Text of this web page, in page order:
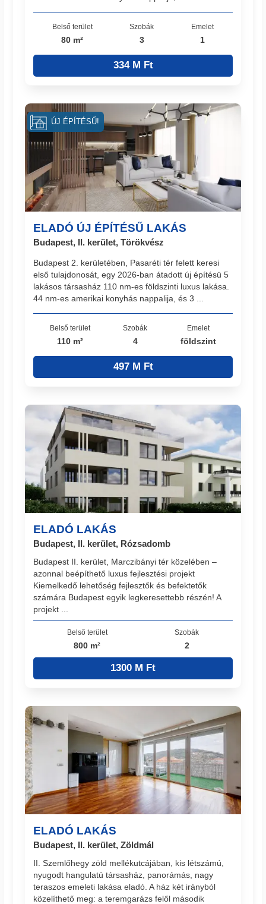
Belső terület
80 m²
Szobák
3
Emelet
1
334 M Ft
ELADÓ ÚJ ÉPÍTÉSŰ LAKÁS
Budapest, II. kerület, Törökvész
Budapest 2. kerületében, Pasaréti tér felett keresi
első tulajdonosát, egy 2026-ban átadott új építésü 5
lakásos társasház 110 nm-es földszinti luxus lakása.
44 nm-es amerikai konyhás nappalija, és 3 ...
Belső terület
110 m²
Szobák
4
Emelet
földszint
497 M Ft
ÚJ ÉPÍTÉSŰ!
ELADÓ LAKÁS
Budapest, II. kerület, Rózsadomb
Budapest II. kerület, Marczibányi tér közelében –
azonnal beépíthető luxus fejlesztési projekt
Kiemelkedő lehetőség fejlesztők és befektetők
számára Budapest egyik legkeresettebb részén! A
projekt ...
Belső terület
800 m²
Szobák
2
1300 M Ft
ELADÓ LAKÁS
Budapest, II. kerület, Zöldmál
II. Szemlőhegy zöld mellékutcájában, kis létszámú,
nyugodt hangulatú társasház, panorámás, nagy
teraszos emeleti lakása eladó. A ház két irányból
közelíthető meg: a teremgarázs felől második